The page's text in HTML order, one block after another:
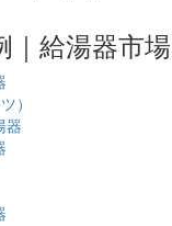
｜給湯器市場
）
器